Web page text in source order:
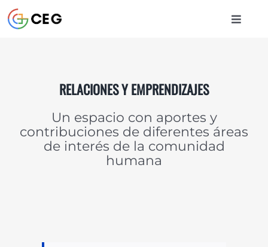
al
contenido
Toggle
BIBLIOTECA
RELACIONES Y EMPRENDIZAJES
Un espacio con aportes y
contribuciones de diferentes áreas
de interés de la comunidad
humana